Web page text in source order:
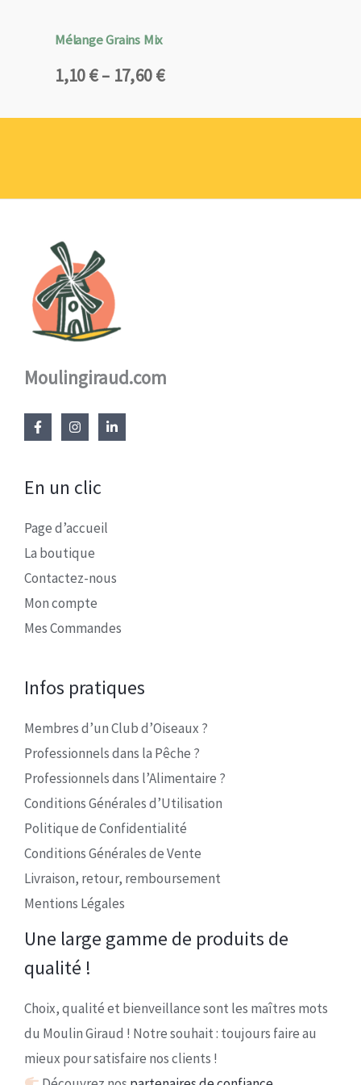
Mélange Grains Mix
1,10€– 17,60€
Plage
prix :
Moulingiraud.com
En un clic
Page d’accueil
La boutique
Contactez-nous
Mon compte
Mes Commandes
Infos pratiques
Membres d’un Club d’Oiseaux ?
Professionnels dans la Pêche ?
Professionnels dans l’Alimentaire ?
Conditions Générales d’Utilisation
Politique de Confidentialité
Conditions Générales de Vente
Livraison, retour, remboursement
Mentions Légales
Une large gamme de produits de
qualité !
Choix, qualité et bienveillance sont les maîtres mots
du Moulin Giraud ! Notre souhait : toujours faire au
mieux pour satisfaire nos clients !